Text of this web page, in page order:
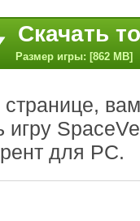
Скачать
Размер игры: [862 MB]
игру
для PC.